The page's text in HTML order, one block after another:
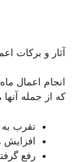
آثار و برکات
انجام اعمال
که از جمله
تقرب به
رفع